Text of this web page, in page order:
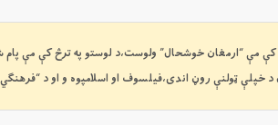
د ١٣٧٨ کال په دوبي کې مې “ارمغان خوشحال” ولوست،د لوستو په
ټولنې روڼ اندی،فيلسوف او اسلامپوه و او د “فرهنگي